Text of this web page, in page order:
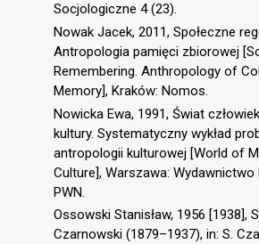
Socjologiczne 4 (23).
Nowak Jacek, 2011, Społeczne
Antropologia pamięci zbiorowej
Remembering. Anthropology of
Memory], Kraków: Nomos.
Nowicka Ewa, 1991, Świat
kultury. Systematyczny wykład
antropologii kulturowej [World of
Culture], Warszawa: Wydawnictwo
PWN.
Ossowski Stanisław, 1956 [1938],
Czarnowski (1879–1937), in: S.